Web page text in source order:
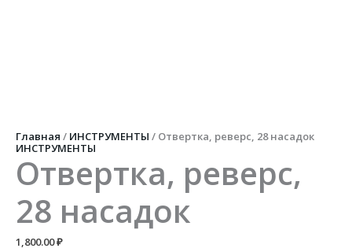
Главная / ИНСТРУМЕНТЫ / Отвертка, реверс, 28 насадок
ИНСТРУМЕНТЫ
Отвертка, реверс,
28 насадок
1,800.00₽